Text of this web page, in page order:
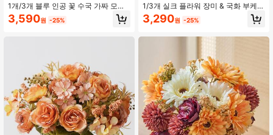
4.88 2K 팔로워
1개/3개 블루 인공 꽃 수국 가짜 모란
실크 꽃 장미 꽃다발 홈 웨딩 신부 꽃
다발 장식, 발렌타인 데이, 선물
3,590원 -25%
1/3개 실크 플라워 장미 & 국화 부케,
신부 부케, 결혼식 장식, 집 장식, 레스
토랑, 침실, 꽃병 장식, 생일 파티, 새
식을 위한 인조 꽃
3,290원 -25%